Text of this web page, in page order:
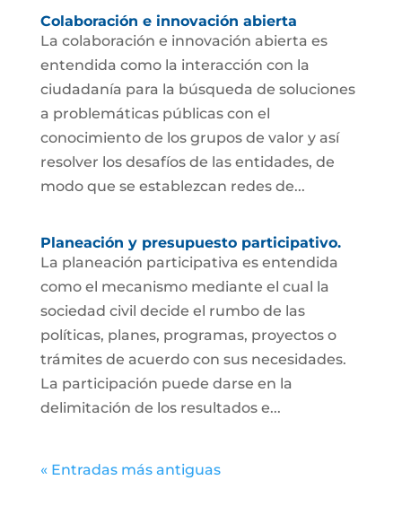
Colaboración e innovación abierta
La colaboración e innovación abierta es
entendida como la interacción con la
ciudadanía para la búsqueda de soluciones
a problemáticas públicas con el
conocimiento de los grupos de valor y así
resolver los desafíos de las entidades, de
modo que se establezcan redes de...
Planeación y presupuesto participativo.
La planeación participativa es entendida
como el mecanismo mediante el cual la
sociedad civil decide el rumbo de las
políticas, planes, programas, proyectos o
trámites de acuerdo con sus necesidades.
La participación puede darse en la
delimitación de los resultados e...
« Entradas más antiguas